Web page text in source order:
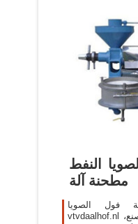
النفط
مطحنة آلة
فول الصويا
vtvdaalhof.nl فول الصويا آلة الصحافة النفط مصنع،